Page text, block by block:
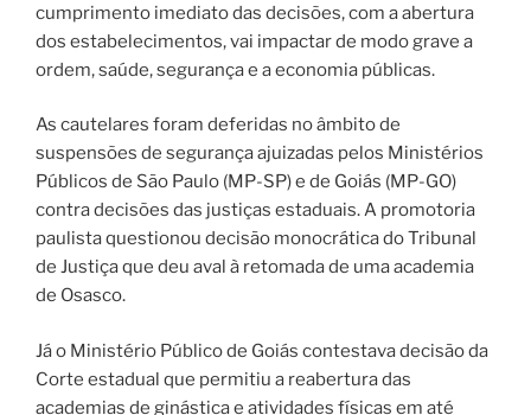
cumprimento imediato das decisões, com a abertura
dos estabelecimentos, vai impactar de modo grave a
ordem, saúde, segurança e a economia públicas.
As cautelares foram deferidas no âmbito de
suspensões de segurança ajuizadas pelos Ministérios
Públicos de São Paulo (MP-SP) e de Goiás (MP-GO)
contra decisões das justiças estaduais. A promotoria
paulista questionou decisão monocrática do Tribunal
de Justiça que deu aval à retomada de uma academia
de Osasco.
Já o Ministério Público de Goiás contestava decisão da
Corte estadual que permitiu a reabertura das
academias de ginástica e atividades físicas em até